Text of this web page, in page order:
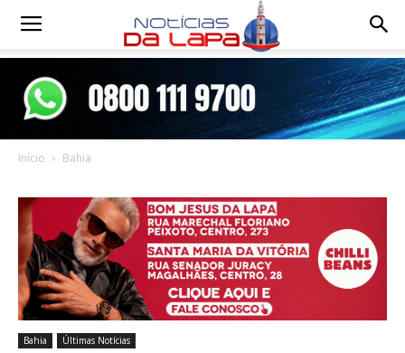
Notícias
Início Bahia
Bahia Últimas Notícias